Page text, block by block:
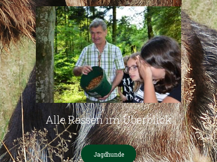
Alle Rassen im Überblick
Jagdhunde